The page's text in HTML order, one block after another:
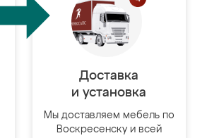
Доставка
и установка
Мы доставляем мебель по
Воскресенску и всей